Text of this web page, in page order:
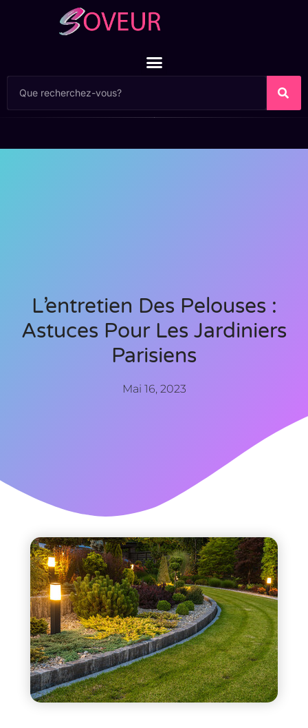
L’entretien Des Pelouses :
Astuces Pour Les Jardiniers
Parisiens
Mai 16, 2023